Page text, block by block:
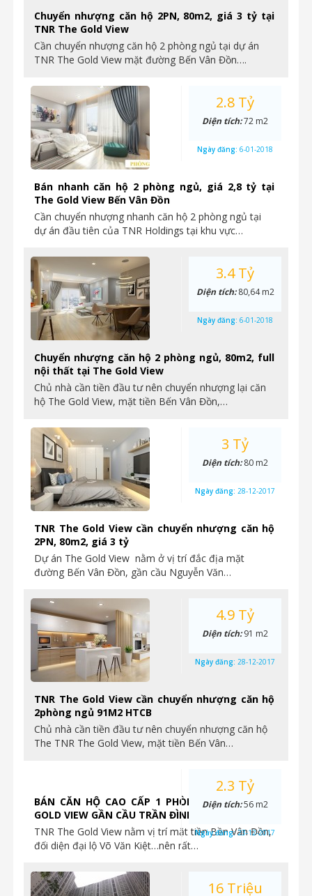
Chuyển nhượng căn hộ 2PN, 80m2, giá 3 tỷ tại
TNR The Gold View
Cần chuyển nhượng căn hộ 2 phòng ngủ tại dự án
TNR The Gold View mặt đường Bến Vân Đồn….
Bán nhanh căn hộ 2 phòng ngủ, giá 2,8 tỷ tại
The Gold View Bến Vân Đồn
Cần chuyển nhượng nhanh căn hộ 2 phòng ngủ tại
dự án đầu tiên của TNR Holdings tại khu vực…
2.8 Tỷ
Diện tích:72 m2
Ngày đăng: 6-01-2018
Chuyển nhượng căn hộ 2 phòng ngủ, 80m2, full
nội thất tại The Gold View
Chủ nhà cần tiền đầu tư nên chuyển nhượng lại căn
hộ The Gold View, mặt tiền Bến Vân Đồn,…
3.4 Tỷ
Diện tích:80,64 m2
Ngày đăng: 6-01-2018
TNR The Gold View cần chuyển nhượng căn hộ
2PN, 80m2, giá 3 tỷ
Dự án The Gold View nằm ở vị trí đắc địa mặt
đường Bến Vân Đồn, gần cầu Nguyễn Văn…
3 Tỷ
Diện tích:80 m2
Ngày đăng: 28-12-2017
TNR The Gold View cần chuyển nhượng căn hộ
2phòng ngủ 91M2 HTCB
Chủ nhà cần tiền đầu tư nên chuyển nhượng căn hộ
The TNR The Gold View, mặt tiền Bến Vân…
4.9 Tỷ
Diện tích:91 m2
Ngày đăng: 28-12-2017
BÁN CĂN HỘ CAO CẤP 1 PHÒNG NGỦ TẠI THE
GOLD VIEW GẦN CẦU TRẦN ĐÌNH XU
TNR The Gold View nằm vị trí mặt tiền Bền Vân Đồn,
đối diện đại lộ Võ Văn Kiệt…nên rất…
2.3 Tỷ
Diện tích:56 m2
Ngày đăng:23-12-2017
16 Triệu